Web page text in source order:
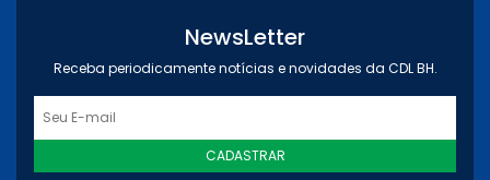
NewsLetter
Receba periodicamente notícias e novidades da CDL BH.
CADASTRAR